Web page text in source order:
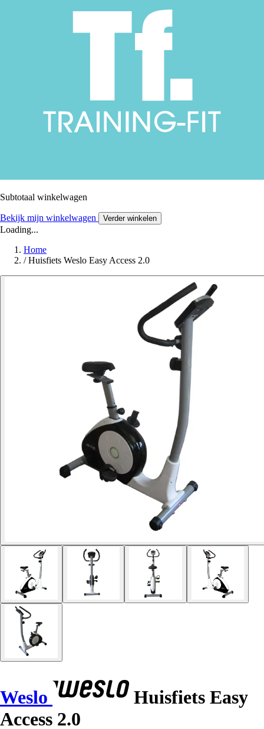
Subtotaal winkelwagen
Bekijk mijn winkelwagen Verder winkelen
Loading...
Home
/ Huisfiets Weslo Easy Access 2.0
Weslo
Huisfiets Easy
Access 2.0